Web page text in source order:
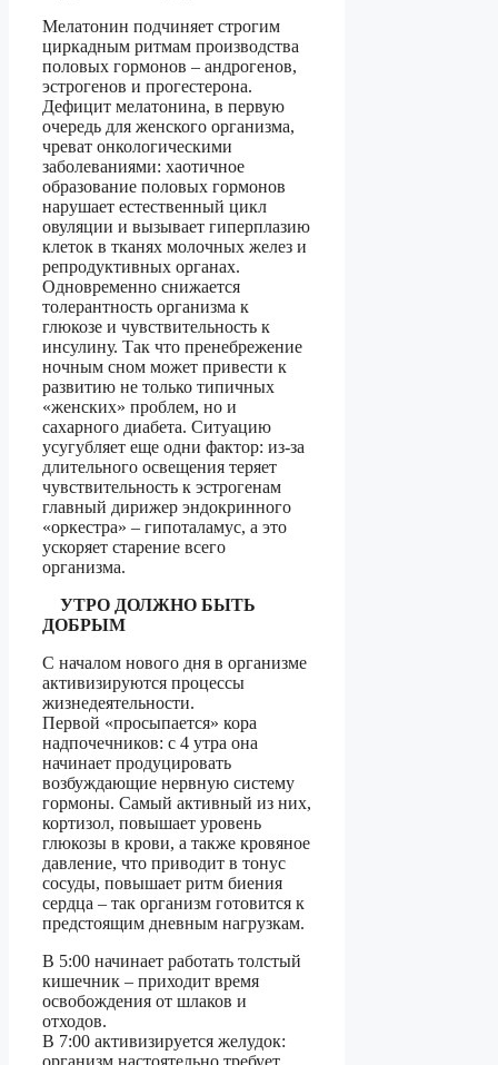
Мелатонин подчиняет строгим
циркадным ритмам производства
половых гормонов – андрогенов,
эстрогенов и прогестерона.
Дефицит мелатонина, в первую
очередь для женского организма,
чреват онкологическими
заболеваниями: хаотичное
образование половых гормонов
нарушает естественный цикл
овуляции и вызывает гиперплазию
клеток в тканях молочных желез и
репродуктивных органах.
Одновременно снижается
толерантность организма к
глюкозе и чувствительность к
инсулину. Так что пренебрежение
ночным сном может привести к
развитию не только типичных
«женских» проблем, но и
сахарного диабета. Ситуацию
усугубляет еще одни фактор: из-за
длительного освещения теряет
чувствительность к эстрогенам
главный дирижер эндокринного
«оркестра» – гипоталамус, а это
ускоряет старение всего
организма.
УТРО ДОЛЖНО БЫТЬ
ДОБРЫМ
С началом нового дня в организме
активизируются процессы
жизнедеятельности.
Первой «просыпается» кора
надпочечников: с 4 утра она
начинает продуцировать
возбуждающие нервную систему
гормоны. Самый активный из них,
кортизол, повышает уровень
глюкозы в крови, а также кровяное
давление, что приводит в тонус
сосуды, повышает ритм биения
сердца – так организм готовится к
предстоящим дневным нагрузкам.
В 5:00 начинает работать толстый
кишечник – приходит время
освобождения от шлаков и
отходов.
В 7:00 активизируется желудок: